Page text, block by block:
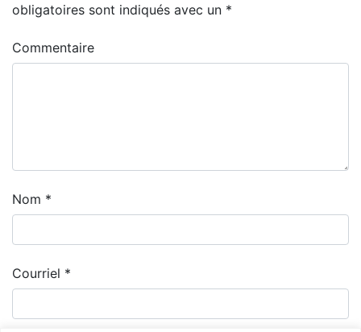
obligatoires sont indiqués avec un *
Commentaire
Nom *
Courriel *